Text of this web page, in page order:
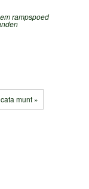
rampspoed
munt »